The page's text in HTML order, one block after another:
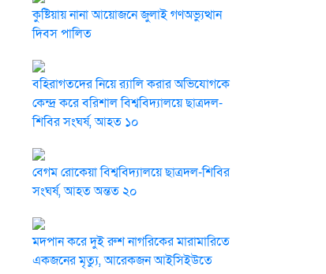
কুষ্টিয়ায় নানা আয়োজনে জুলাই গণঅভ্যুত্থান
দিবস পালিত
বহিরাগতদের নিয়ে র‍্যালি করার অভিযোগকে
কেন্দ্র করে বরিশাল বিশ্ববিদ্যালয়ে ছাত্রদল-
শিবির সংঘর্ষ, আহত ১০
বেগম রোকেয়া বিশ্ববিদ্যালয়ে ছাত্রদল-শিবির
সংঘর্ষ, আহত অন্তত ২০
মদপান করে দুই রুশ নাগরিকের মারামারিতে
একজনের মৃত্যু, আরেকজন আইসিইউতে